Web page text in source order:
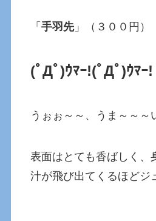
「手羽先」（３００円）
(ﾟДﾟ)ｳﾏｰ!(ﾟДﾟ)ｳﾏｰ!
うぉぉ～～、うま～～～
表面はとても香ばしく、
汁が飛び出てくるほどジ